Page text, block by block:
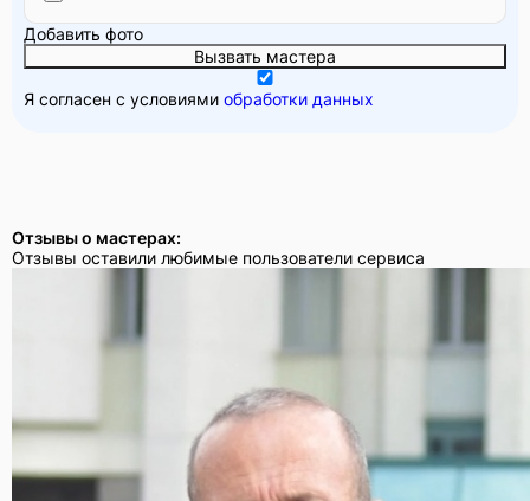
Добавить фото
Вызвать мастера
Я согласен с условиями обработки данных
Отзывы о мастерах:
Отзывы оставили любимые пользователи сервиса